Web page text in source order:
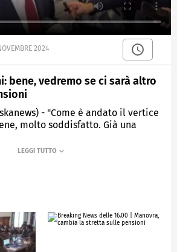
2024
bene, vedremo se ci sarà altro
- "Come è andato il vertice
molto soddisfatto. Già una
parte bene. Se ci sarà ancora
alla Fornero per chi vorrà,
della Lega Matteo Salvini,
a margine della rassegna
il vertice di maggioranza tenuto